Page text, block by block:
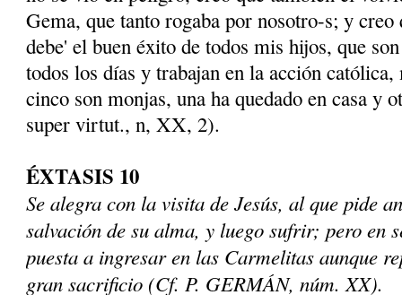
Gema, que tanto rogaba por nosotro-s; y creo
debe' el buen éxito de todos mis hijos, que
todos los días y trabajan en la acción
cinco son monjas, una ha quedado en casa y
super virtut., n, XX, 2).
ÉXTASIS 10
Se alegra con la visita de Jesús, al que pide
salvación de su alma, y luego sufrir; pero en
puesta a ingresar en las Carmelitas aunque
gran sacrificio (Cf. P. GERMÁN, núm. XX).